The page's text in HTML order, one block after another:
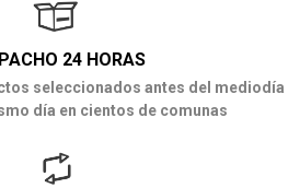
24 HORAS
seleccionados antes del mediodía
día en cientos de comunas